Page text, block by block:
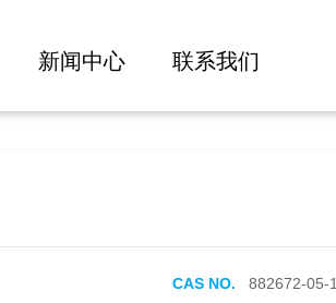
新闻中心 联系我们
CAS NO.
882672-05-1